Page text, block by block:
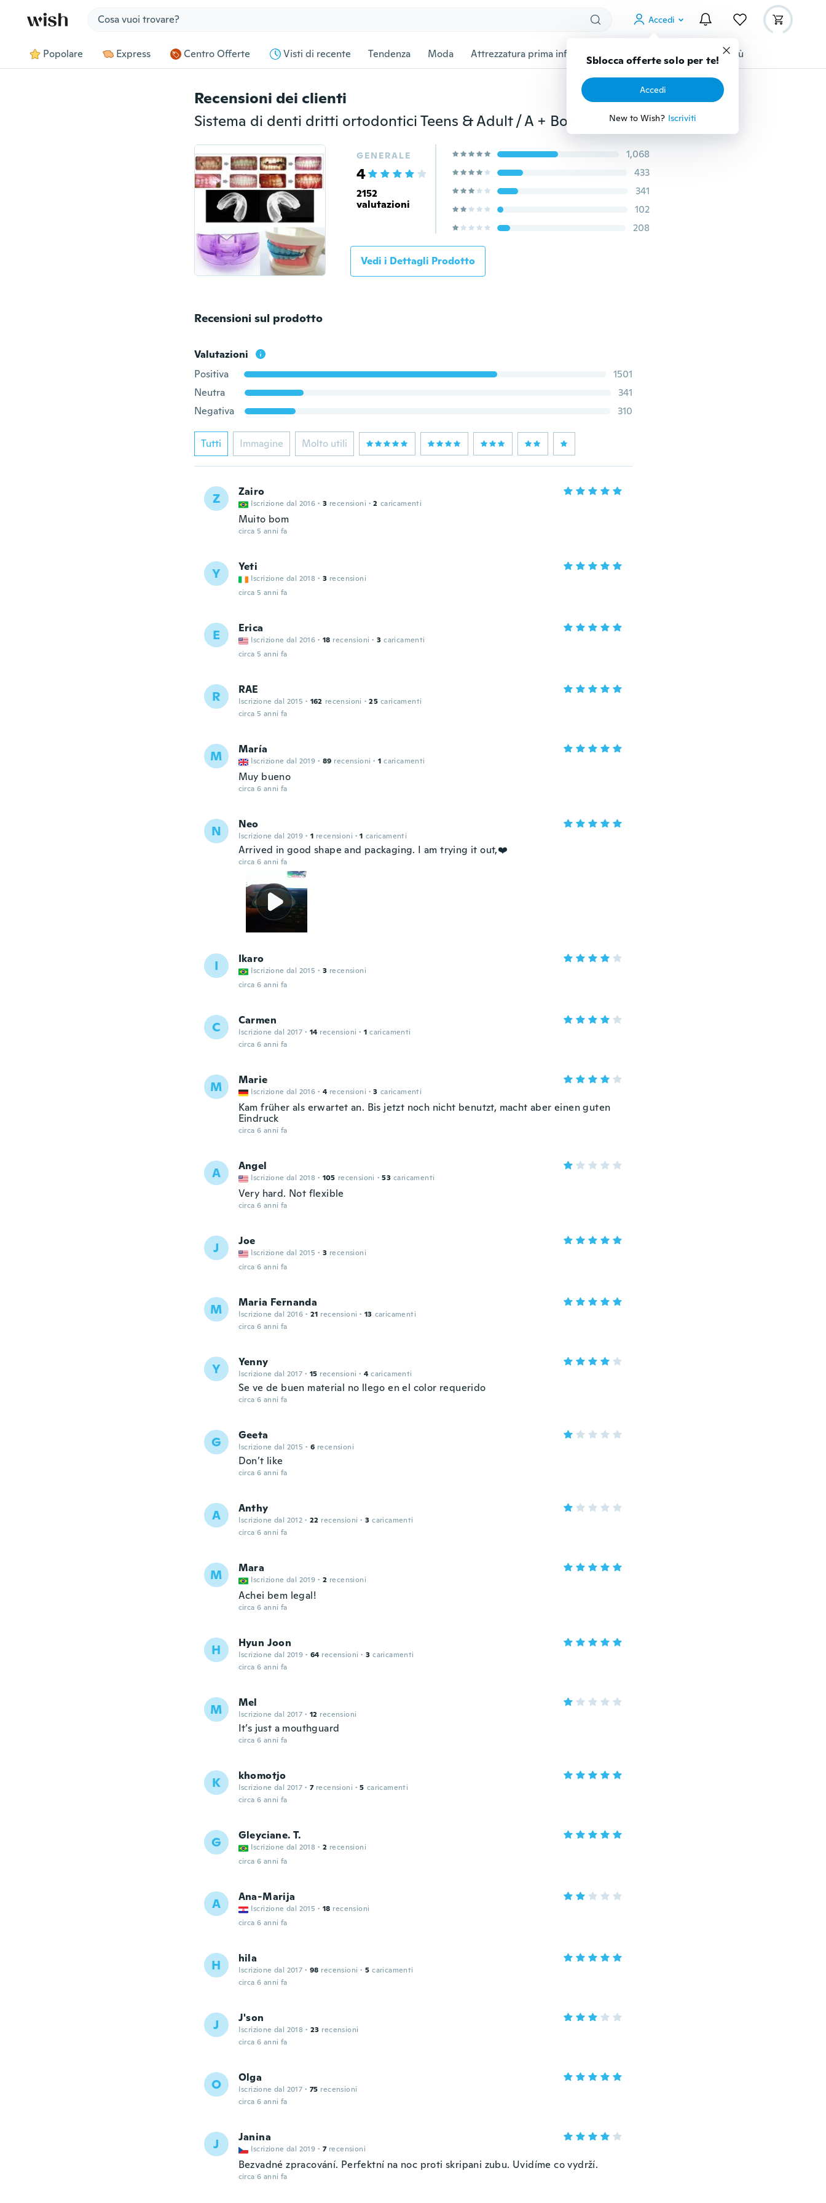
Accedi
Sblocca offerte solo per te!
Accedi
New to Wish? Iscriviti
Popolare Express Centro Offerte Visti di recente Tendenza Moda Attrezzatura prima infanzia Accessori per animali Di più
Recensioni dei clienti
Sistema di denti dritti ortodontici Teens & Adult / A + Box
GENERALE
4
2152
valutazioni
1,068
433
341
102
208
Vedi i Dettagli Prodotto
Recensioni sul prodotto
Valutazioni
Positiva
1501
Neutra
341
Negativa
310
Tutti Immagine Molto utili
Z Zairo
Iscrizione dal 2016 · 3 recensioni · 2 caricamenti
Muito bom
circa 5 anni fa
Y Yeti
Iscrizione dal 2018 · 3 recensioni
circa 5 anni fa
E Erica
Iscrizione dal 2016 · 18 recensioni · 3 caricamenti
circa 5 anni fa
R RAE
Iscrizione dal 2015 · 162 recensioni · 25 caricamenti
circa 5 anni fa
M María
Iscrizione dal 2019 · 89 recensioni · 1 caricamenti
Muy bueno
circa 6 anni fa
N Neo
Iscrizione dal 2019 · 1 recensioni · 1 caricamenti
Arrived in good shape and packaging. I am trying it out,❤️
circa 6 anni fa
I Ikaro
Iscrizione dal 2015 · 3 recensioni
circa 6 anni fa
C Carmen
Iscrizione dal 2017 · 14 recensioni · 1 caricamenti
circa 6 anni fa
M Marie
Iscrizione dal 2016 · 4 recensioni · 3 caricamenti
Kam früher als erwartet an. Bis jetzt noch nicht benutzt, macht aber einen guten
Eindruck
circa 6 anni fa
A Angel
Iscrizione dal 2018 · 105 recensioni · 53 caricamenti
Very hard. Not flexible
circa 6 anni fa
J Joe
Iscrizione dal 2015 · 3 recensioni
circa 6 anni fa
M Maria Fernanda
Iscrizione dal 2016 · 21 recensioni · 13 caricamenti
circa 6 anni fa
Y Yenny
Iscrizione dal 2017 · 15 recensioni · 4 caricamenti
Se ve de buen material no llego en el color requerido
circa 6 anni fa
G Geeta
Iscrizione dal 2015 · 6 recensioni
Don’t like
circa 6 anni fa
A Anthy
Iscrizione dal 2012 · 22 recensioni · 3 caricamenti
circa 6 anni fa
M Mara
Iscrizione dal 2019 · 2 recensioni
Achei bem legal!
circa 6 anni fa
H Hyun Joon
Iscrizione dal 2019 · 64 recensioni · 3 caricamenti
circa 6 anni fa
M Mel
Iscrizione dal 2017 · 12 recensioni
It’s just a mouthguard
circa 6 anni fa
K khomotjo
Iscrizione dal 2017 · 7 recensioni · 5 caricamenti
circa 6 anni fa
G Gleyciane. T.
Iscrizione dal 2018 · 2 recensioni
circa 6 anni fa
A Ana-Marija
Iscrizione dal 2015 · 18 recensioni
circa 6 anni fa
H hila
Iscrizione dal 2017 · 98 recensioni · 5 caricamenti
circa 6 anni fa
J J'son
Iscrizione dal 2018 · 23 recensioni
circa 6 anni fa
O Olga
Iscrizione dal 2017 · 75 recensioni
circa 6 anni fa
J Janina
Iscrizione dal 2019 · 7 recensioni
Bezvadné zpracování. Perfektní na noc proti skripani zubu. Uvidíme co vydrží.
circa 6 anni fa